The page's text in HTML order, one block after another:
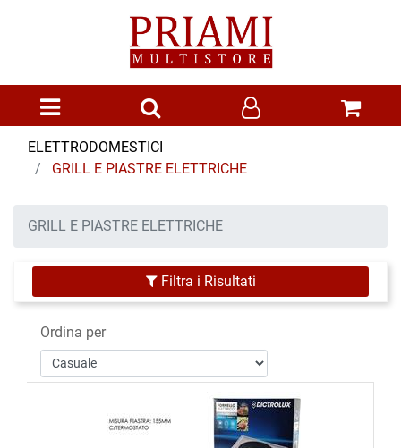
Open menu
ELETTRODOMESTICI
GRILL E PIASTRE ELETTRICHE
GRILL E PIASTRE ELETTRICHE
Filtra i Risultati
Ordina per